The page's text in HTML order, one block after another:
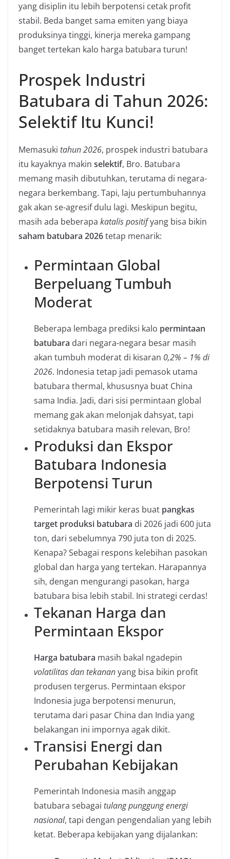
yang disiplin itu lebih berpotensi cetak profit
stabil. Beda banget sama emiten yang biaya
produksinya tinggi, kinerja mereka gampang
banget tertekan kalo harga batubara turun!
Prospek Industri
Batubara di Tahun 2026:
Selektif Itu Kunci!
Memasuki tahun 2026, prospek industri batubara
itu kayaknya makin selektif, Bro. Batubara
memang masih dibutuhkan, terutama di negara-
negara berkembang. Tapi, laju pertumbuhannya
gak akan se-agresif dulu lagi. Meskipun begitu,
masih ada beberapa katalis positifyang bisa bikin
saham batubara 2026tetap menarik:
Permintaan Global
Berpeluang Tumbuh
Moderat
Beberapa lembaga prediksi kalo permintaan
batubara dari negara-negara besar masih
akan tumbuh moderat di kisaran 0,2% – 1% di
2026. Indonesia tetap jadi pemasok utama
batubara thermal, khususnya buat China
sama India. Jadi, dari sisi permintaan global
memang gak akan melonjak dahsyat, tapi
setidaknya batubara masih relevan, Bro!
Produksi dan Ekspor
Batubara Indonesia
Berpotensi Turun
Pemerintah lagi mikir keras buat pangkas
target produksi batubara di 2026 jadi 600 juta
ton, dari sebelumnya 790 juta ton di 2025.
Kenapa? Sebagai respons kelebihan pasokan
global dan harga yang tertekan. Harapannya
sih, dengan mengurangi pasokan, harga
batubara bisa lebih stabil. Ini strategi cerdas!
Tekanan Harga dan
Permintaan Ekspor
Harga batubara masih bakal ngadepin
volatilitas dan tekananyang bisa bikin profit
produsen tergerus. Permintaan ekspor
Indonesia juga berpotensi menurun,
terutama dari pasar China dan India yang
belakangan ini impornya agak dikit.
Transisi Energi dan
Perubahan Kebijakan
Pemerintah Indonesia masih anggap
batubara sebagai tulang punggung energi
nasional, tapi dengan pengendalian yang lebih
ketat. Beberapa kebijakan yang dijalankan: